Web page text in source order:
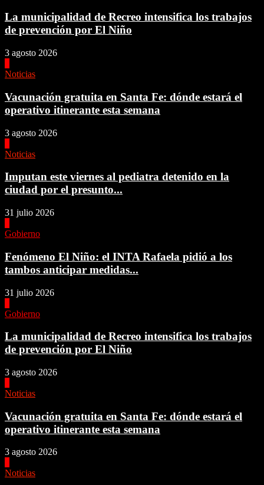
La municipalidad de Recreo intensifica los trabajos
de prevención por El Niño
3 agosto 2026
Noticias
Vacunación gratuita en Santa Fe: dónde estará el
operativo itinerante esta semana
3 agosto 2026
Noticias
Imputan este viernes al pediatra detenido en la
ciudad por el presunto...
31 julio 2026
Gobierno
Fenómeno El Niño: el INTA Rafaela pidió a los
tambos anticipar medidas...
31 julio 2026
Gobierno
La municipalidad de Recreo intensifica los trabajos
de prevención por El Niño
3 agosto 2026
Noticias
Vacunación gratuita en Santa Fe: dónde estará el
operativo itinerante esta semana
3 agosto 2026
Noticias